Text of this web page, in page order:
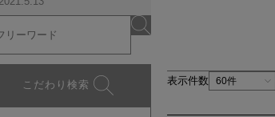
こだわり検索 表示件数